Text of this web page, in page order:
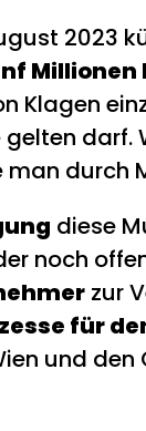
2023
Millionen
man durch
diese
noch
zur
für
und